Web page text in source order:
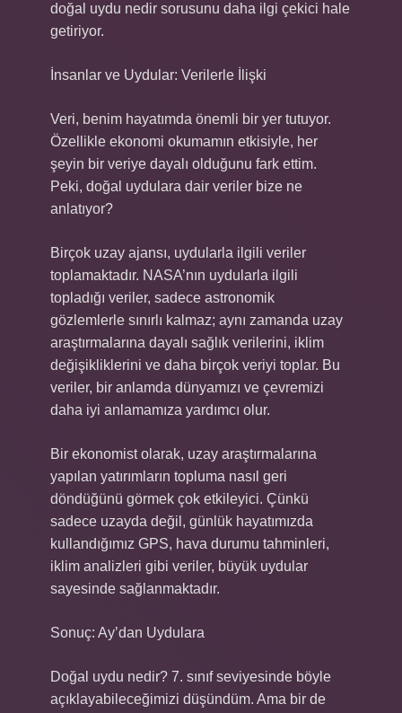
doğal uydu nedir sorusunu daha ilgi çekici hale
getiriyor.
İnsanlar ve Uydular: Verilerle İlişki
Veri, benim hayatımda önemli bir yer tutuyor.
Özellikle ekonomi okumamın etkisiyle, her
şeyin bir veriye dayalı olduğunu fark ettim.
Peki, doğal uydulara dair veriler bize ne
anlatıyor?
Birçok uzay ajansı, uydularla ilgili veriler
toplamaktadır. NASA’nın uydularla ilgili
topladığı veriler, sadece astronomik
gözlemlerle sınırlı kalmaz; aynı zamanda uzay
araştırmalarına dayalı sağlık verilerini, iklim
değişikliklerini ve daha birçok veriyi toplar. Bu
veriler, bir anlamda dünyamızı ve çevremizi
daha iyi anlamamıza yardımcı olur.
Bir ekonomist olarak, uzay araştırmalarına
yapılan yatırımların topluma nasıl geri
döndüğünü görmek çok etkileyici. Çünkü
sadece uzayda değil, günlük hayatımızda
kullandığımız GPS, hava durumu tahminleri,
iklim analizleri gibi veriler, büyük uydular
sayesinde sağlanmaktadır.
Sonuç: Ay’dan Uydulara
Doğal uydu nedir? 7. sınıf seviyesinde böyle
açıklayabileceğimizi düşündüm. Ama bir de